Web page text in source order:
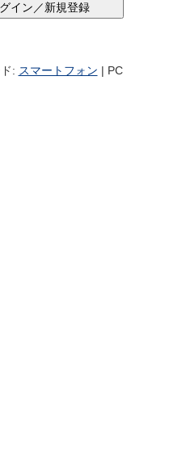
: スマートフォン | PC